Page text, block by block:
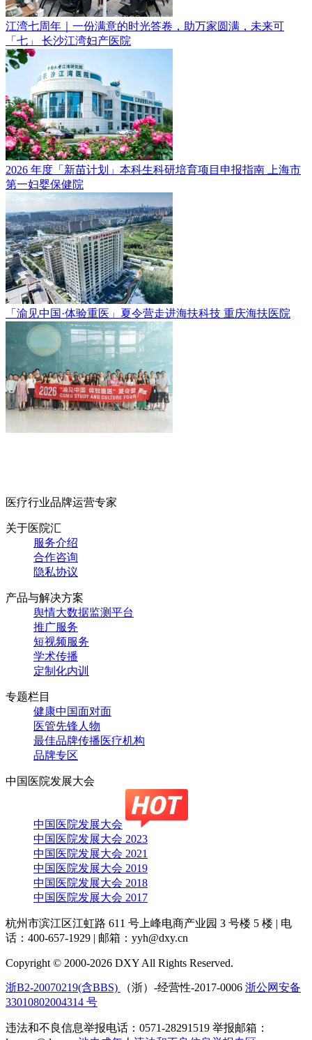
江湾七周年｜一份满意的时光答卷，助万家圆满，未来可
「七」 长沙江湾妇产医院
2026 年度「新苗计划」本科生科研培育项目申报指南
上海市
第一妇婴保健院
「渝见中国·体验重医」夏令营走进海扶科技 重庆海扶医院
医疗行业品牌运营专家
关于医院汇
服务介绍
合作咨询
隐私协议
产品与解决方案
舆情大数据监测平台
推广服务
短视频服务
学术传播
定制化内训
专题栏目
健康中国面对面
医管先锋人物
最佳品牌传播医疗机构
品牌专区
中国医院发展大会
中国医院发展大会
中国医院发展大会 2023
中国医院发展大会 2021
中国医院发展大会 2019
中国医院发展大会 2018
中国医院发展大会 2017
杭州市滨江区江虹路 611 号上峰电商产业园 3 号楼 5 楼 | 电
话：400-657-1929 | 邮箱：yyh@dxy.cn
Copyright © 2000-2026 DXY All Rights Reserved.
浙B2-20070219(含BBS) （浙）-经营性-2017-0006 浙公网安备
33010802004314 号
违法和不良信息举报电话：0571-28291519 举报邮箱：